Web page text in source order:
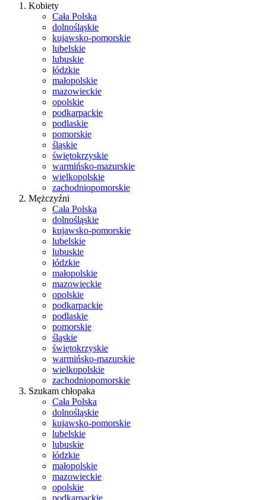
Kobiety
Cała Polska
dolnośląskie
kujawsko-pomorskie
lubelskie
lubuskie
łódzkie
małopolskie
mazowieckie
opolskie
podkarpackie
podlaskie
pomorskie
śląskie
świętokrzyskie
warmińsko-mazurskie
wielkopolskie
zachodniopomorskie
Mężczyźni
Cała Polska
dolnośląskie
kujawsko-pomorskie
lubelskie
lubuskie
łódzkie
małopolskie
mazowieckie
opolskie
podkarpackie
podlaskie
pomorskie
śląskie
świętokrzyskie
warmińsko-mazurskie
wielkopolskie
zachodniopomorskie
Szukam chłopaka
Cała Polska
dolnośląskie
kujawsko-pomorskie
lubelskie
lubuskie
łódzkie
małopolskie
mazowieckie
opolskie
podkarpackie